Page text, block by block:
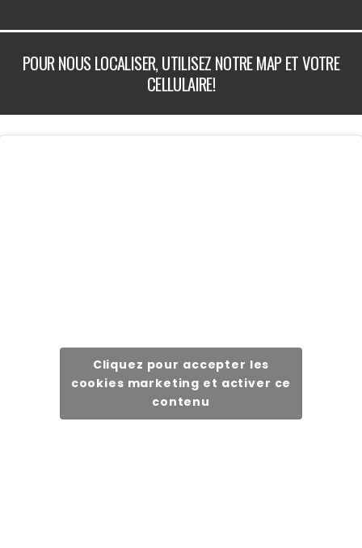
POUR NOUS LOCALISER, UTILISEZ NOTRE MAP ET VOTRE
CELLULAIRE!
Cliquez pour accepter les
cookies marketing et activer ce
contenu